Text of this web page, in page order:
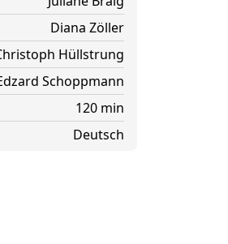
Diana Zöller
Hüllstrung
Schoppmann
120 min
Deutsch